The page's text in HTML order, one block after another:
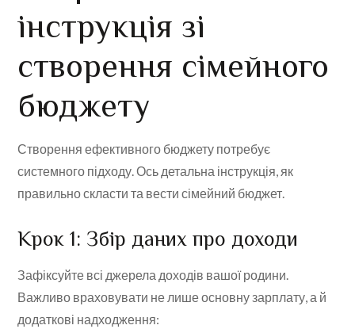
інструкція зі
створення сімейного
бюджету
Створення ефективного бюджету потребує
системного підходу. Ось детальна інструкція, як
правильно скласти та вести сімейний бюджет.
Крок 1: Збір даних про доходи
Зафіксуйте всі джерела доходів вашої родини.
Важливо враховувати не лише основну зарплату, а й
додаткові надходження: